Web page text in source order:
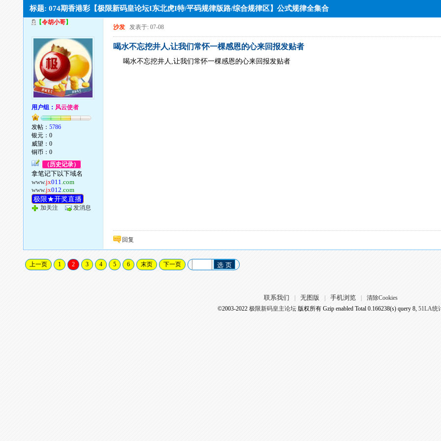
标题: 074期香港彩【极限新码皇论坛I东北虎I特/平码规律版路/综合规律区】公式规律全集合
【令胡小哥】
用户组： 风云使者
发帖：5786
银元：0
威望：0
铜币：0
（历史记录）
拿笔记下以下域名
www.jx011.com
www.jx012.com
极限★开奖直播
加关注 发消息
沙发 发表于: 07-08
喝水不忘挖井人,让我们常怀一棵感恩的心来回报发贴者
喝水不忘挖井人,让我们常怀一棵感恩的心来回报发贴者
回复
上一页 1 2 3 4 5 6 末页 下一页 选 页
联系我们 无图版 手机浏览
清除Cookies
©2003-2022 极限新码皇主论坛版权所有 Gzip enabled Total 0.166238(s) query 8, 51LA统